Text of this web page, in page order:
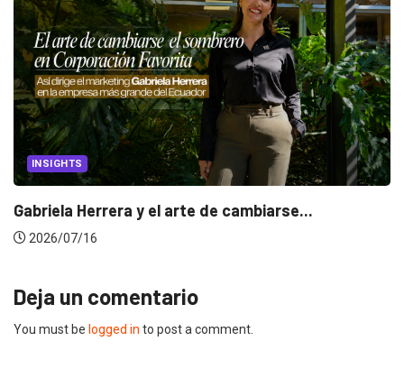
INSIGHTS
Gabriela Herrera y el arte de cambiarse...
2026/07/16
Deja un comentario
You must be logged in to post a comment.